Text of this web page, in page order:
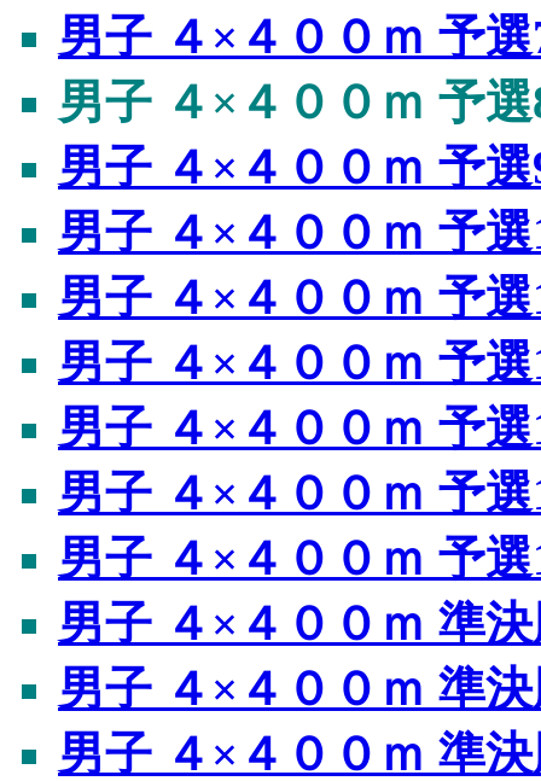
男子 ４×４００ｍ 予
男子 ４×４００ｍ 予
男子 ４×４００ｍ 予
男子 ４×４００ｍ 予
男子 ４×４００ｍ 予
男子 ４×４００ｍ 予
男子 ４×４００ｍ 予
男子 ４×４００ｍ 予
男子 ４×４００ｍ 予
男子 ４×４００ｍ 準
男子 ４×４００ｍ 準
男子 ４×４００ｍ 準